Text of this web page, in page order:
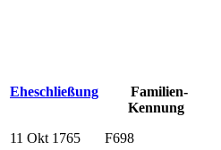
Eheschließung
Familien-
Kennung
11 Okt 1765
F698